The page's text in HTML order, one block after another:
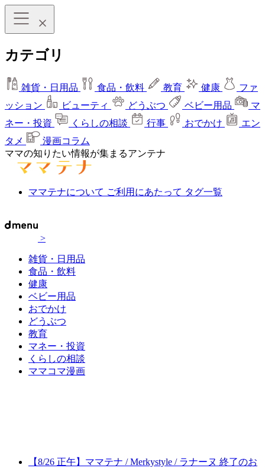
カテゴリ
雑貨・日用品 食品・飲料 教育 健康
ファ
ッション
ビューティ どうぶつ ベビー用品
マ
ネー・投資
くらしの相談 行事 おでかけ
エン
タメ
漫画コラム
ママの知りたい情報が集まるアンテナ
ママテナについて ご利用にあたって タグ一覧
>
雑貨・日用品
食品・飲料
健康
ベビー用品
おでかけ
どうぶつ
教育
マネー・投資
くらしの相談
ママコマ漫画
【8/26 正午】ママテナ / Merkystyle / ラナーヌ 終了のお